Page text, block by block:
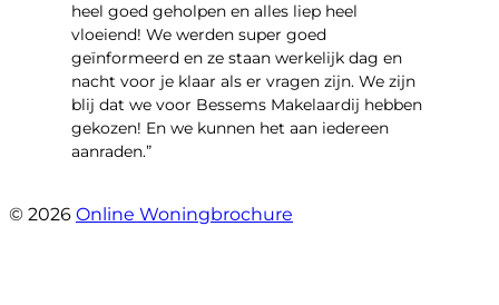
heel goed geholpen en alles liep heel
vloeiend! We werden super goed
geïnformeerd en ze staan werkelijk dag en
nacht voor je klaar als er vragen zijn. We zijn
blij dat we voor Bessems Makelaardij hebben
gekozen! En we kunnen het aan iedereen
aanraden.”
© 2026 Online Woningbrochure